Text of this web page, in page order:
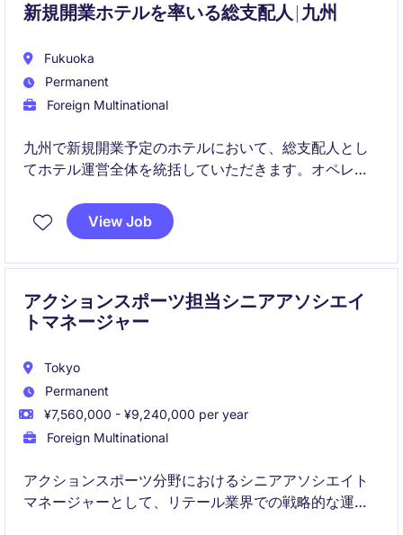
新規開業ホテルを率いる総支配人 | 九州
Fukuoka
Permanent
Foreign Multinational
九州で新規開業予定のホテルにおいて、総支配人とし
てホテル運営全体を統括していただきます。オペレー
収益最大化、人材育成、地域コミュニティとの共創を
推進する重要なポジションです。
View Job
アクションスポーツ担当シニアアソシエイ
トマネージャー
Tokyo
Permanent
¥7,560,000 - ¥9,240,000 per year
Foreign Multinational
アクションスポーツ分野におけるシニアアソシエイト
マネージャーとして、リテール業界での戦略的な運営